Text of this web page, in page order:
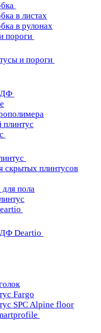
в листах
в рулонах
пороги
и пороги
скрытых плинтусов
для пола
Deartio
Fargo
SPC Alpine floor